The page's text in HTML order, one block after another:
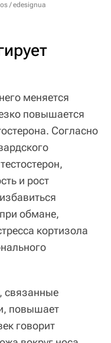
/ edesignua
меняется
повышается
Согласно
и рост
обмане,
кортизола
связанные
повышает
говорит